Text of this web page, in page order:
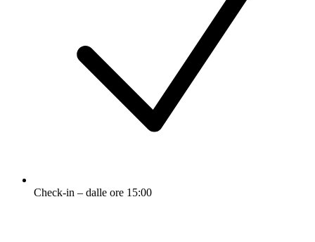
Check-in – dalle ore 15:00